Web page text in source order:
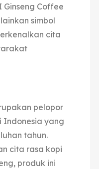
Coffee
simbol
cita
pelopor
Indonesia yang
tahun.
cita rasa kopi
produk ini